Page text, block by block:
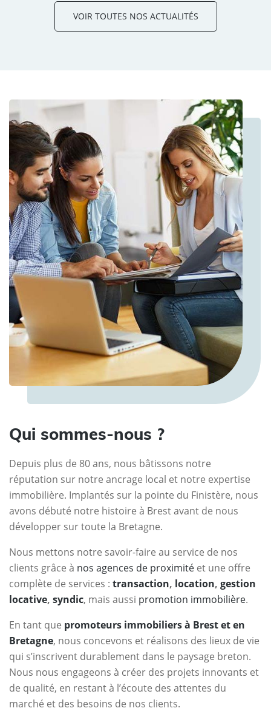
VOIR TOUTES NOS ACTUALITÉS
Qui sommes-nous ?
Depuis plus de 80 ans, nous bâtissons notre
réputation sur notre ancrage local et notre expertise
immobilière. Implantés sur la pointe du Finistère, nous
avons débuté notre histoire à Brest avant de nous
développer sur toute la Bretagne.
Nous mettons notre savoir-faire au service de nos
clients grâce à nos agences de proximité et une offre
complète de services : transaction, location, gestion
locative, syndic, mais aussi promotion immobilière.
En tant que promoteurs immobiliers à Brest et en
Bretagne, nous concevons et réalisons des lieux de vie
qui s’inscrivent durablement dans le paysage breton.
Nous nous engageons à créer des projets innovants et
de qualité, en restant à l’écoute des attentes du
marché et des besoins de nos clients.